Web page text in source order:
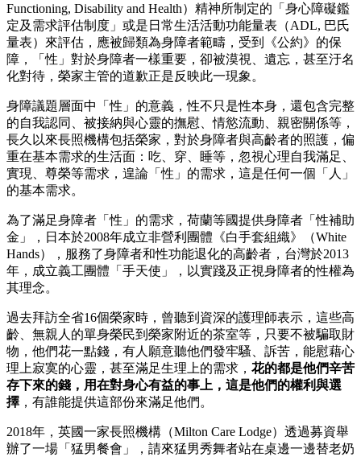
Functioning, Disability and Health）精神所制定的「身心障礙鑑
定及需求評估制度」或是日常生活活動功能量表（ADL, 巴氏
量表）來評估，應被歸類為身障者範疇，受到《公約》的保
障，「性」對於身障者一樣重要，卻被漠視、遺忘，甚至汙名
化對待，榮家主管的道歉正是反映此一現象。
身障議題層面中「性」的意義，性不只是性本身，還包含完整
的自我認同、被接納與心靈的撫慰、情慾流動、親密關係等，
長久以來長照機構包括榮家，對於身障者與高齡者的照護，偏
重在基本需求的生活面：吃、穿、睡等，忽視心理自我滿足、
實現、尊榮等需求，遑論「性」的需求，這是任何一個「人」
的基本需求。
為了滿足身障者「性」的需求，荷蘭等國提供身障者「性補助
金」，日本於2008年成立非營利團體《白手套組織》（White
Hands），服務了身障者和性功能退化的高齡者，台灣於2013
年，成立義工團體「手天使」，以實踐及正視身障者的性權為
其理念。
過去拜訪全省16個榮家時，曾聽到資深的護理師表示，這些高
齡、無親人的單身榮民到榮家附近的茶室等，只要不被騙取財
物，他們花一點錢，有人願意聽他們發牢騷、訴苦，能慰藉心
理上寂寞的心靈，甚至滿足生理上的需求， 花的都是他們辛苦
存下來的錢，用在對身心有益的事上，這是他們的權利與選
擇 ，有誰能提供這部份來滿足他們。
2018年，英國一家長照機構（Milton Care Lodge）透過募資舉
辦了一場「猛男餐會」，請來猛男秀舞者站在桌邊一邊替老奶